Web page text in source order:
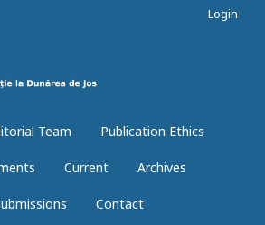
Team Publication Ethics
Current Archives
Contact
Login